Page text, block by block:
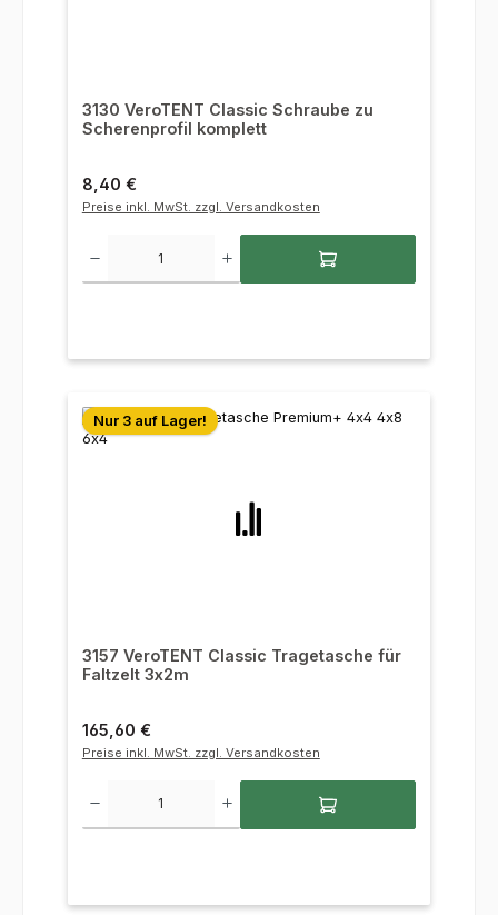
3130 VeroTENT Classic Schraube zu
Scherenprofil komplett
Regulärer Preis:
8,40 €
Preise inkl. MwSt. zzgl. Versandkosten
Nur 3 auf Lager!
3157 VeroTENT Classic Tragetasche für
Faltzelt 3x2m
Regulärer Preis:
165,60 €
Preise inkl. MwSt. zzgl. Versandkosten